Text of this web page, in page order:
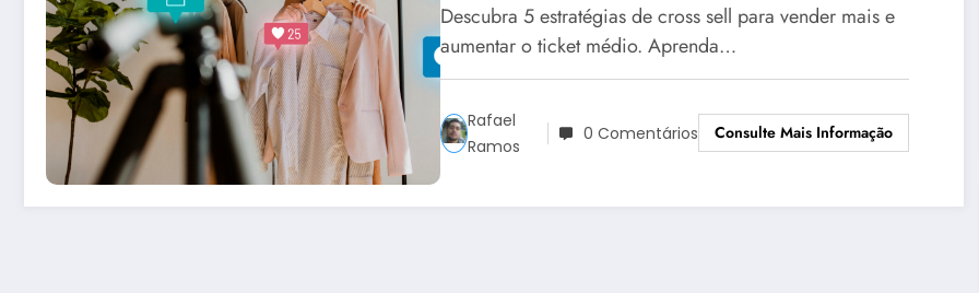
Descubra 5 estratégias de cross sell para vender mais e
aumentar o ticket médio. Aprenda…
Rafael
Ramos
0 Comentários Consulte Mais Informação